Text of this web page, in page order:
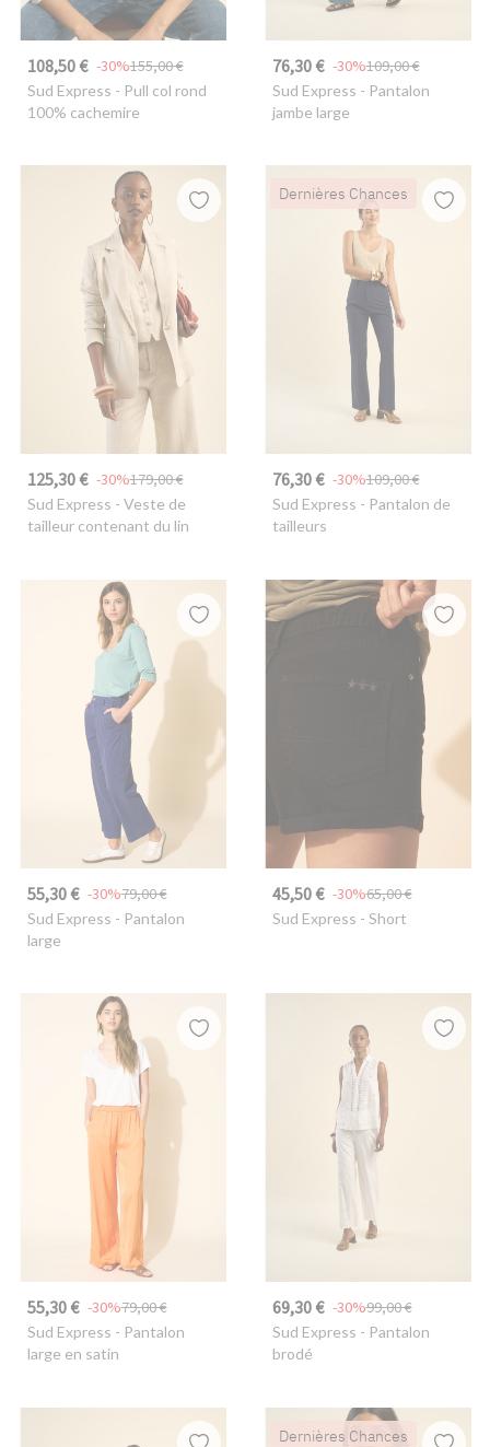
108,50 € 155,00 €
-30%
Sud Express - Pull col rond
100% cachemire
76,30 € 109,00 €
-30%
Sud Express - Pantalon
jambe large
125,30 € 179,00 €
-30%
Sud Express - Veste de
tailleur contenant du lin
Dernières Chances
76,30 € 109,00 €
-30%
Sud Express - Pantalon de
tailleurs
55,30 € 79,00 €
-30%
Sud Express - Pantalon
large
45,50 € 65,00 €
-30%
Sud Express - Short
55,30 € 79,00 €
-30%
Sud Express - Pantalon
large en satin
69,30 € 99,00 €
-30%
Sud Express - Pantalon
brodé
Dernières Chances